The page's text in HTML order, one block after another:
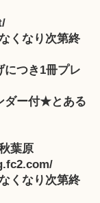
くなり次第終
につき1冊プレ
付★とある
葉原
くなり次第終